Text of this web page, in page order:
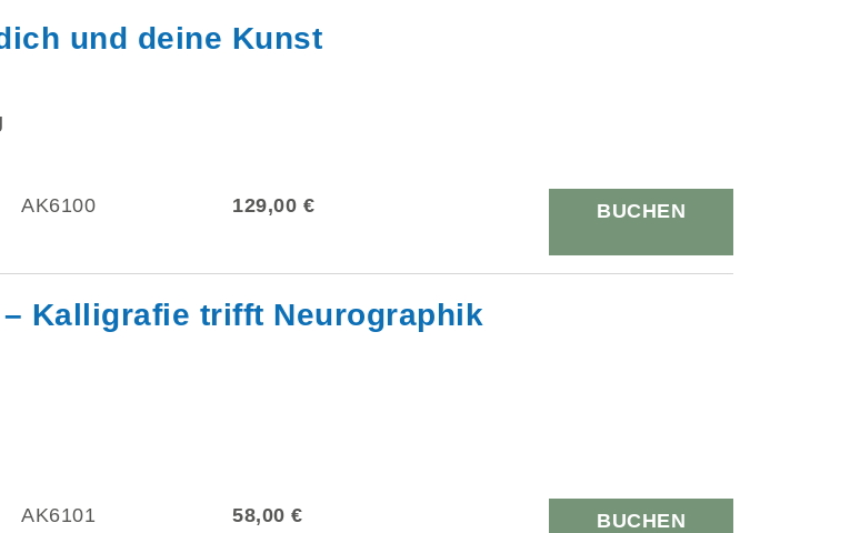
und deine Kunst
AK6100 129,00 € BUCHEN
Kalligrafie trifft Neurographik
AK6101 58,00 € BUCHEN